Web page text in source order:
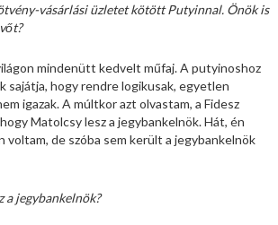
vásárlási üzletet kötött Putyinnal. Önök is
mindenütt kedvelt műfaj. A putyinoshoz
sajátja, hogy rendre logikusak, egyetlen
igazak. A múltkor azt olvastam, a Fidesz
Matolcsy lesz a jegybankelnök. Hát, én
voltam, de szóba sem került a jegybankelnök
a jegybankelnök?